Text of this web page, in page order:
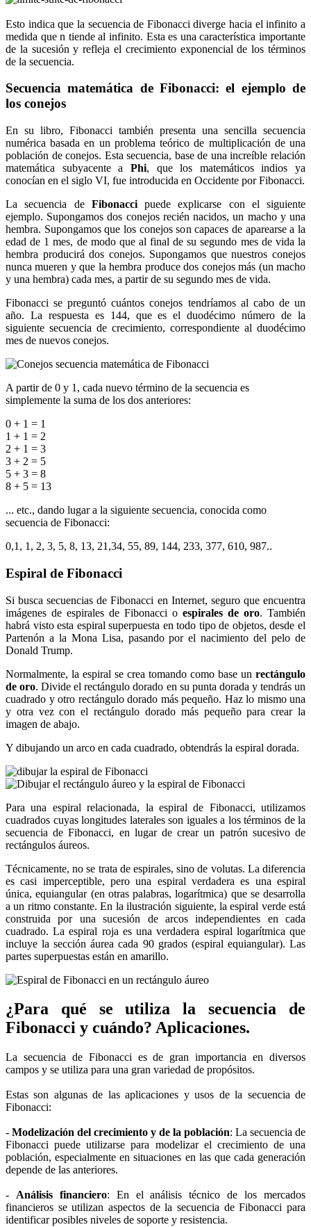
Esto indica que la secuencia de Fibonacci diverge hacia el infinito a
medida que n tiende al infinito. Esta es una característica importante
de la sucesión y refleja el crecimiento exponencial de los términos
de la secuencia.
Secuencia matemática de Fibonacci: el ejemplo de
los conejos
En su libro, Fibonacci también presenta una sencilla secuencia
numérica basada en un problema teórico de multiplicación de una
población de conejos. Esta secuencia, base de una increíble relación
matemática subyacente a Phi, que los matemáticos indios ya
conocían en el siglo VI, fue introducida en Occidente por Fibonacci.
La secuencia de Fibonaccipuede explicarse con el siguiente
ejemplo. Supongamos dos conejos recién nacidos, un macho y una
hembra. Supongamos que los conejos son capaces de aparearse a la
edad de 1 mes, de modo que al final de su segundo mes de vida la
hembra producirá dos conejos. Supongamos que nuestros conejos
nunca mueren y que la hembra produce dos conejos más (un macho
y una hembra) cada mes, a partir de su segundo mes de vida.
Fibonacci se preguntó cuántos conejos tendríamos al cabo de un
año. La respuesta es 144, que es el duodécimo número de la
siguiente secuencia de crecimiento, correspondiente al duodécimo
mes de nuevos conejos.
A partir de 0 y 1, cada nuevo término de la secuencia es
simplemente la suma de los dos anteriores:
0 + 1 = 1
1 + 1 = 2
2 + 1 = 3
3 + 2 = 5
5 + 3 = 8
8 + 5 = 13
... etc., dando lugar a la siguiente secuencia, conocida como
secuencia de Fibonacci:
0,1, 1, 2, 3, 5, 8, 13, 21,34, 55, 89, 144, 233, 377, 610, 987..
Espiral de Fibonacci
Si busca secuencias de Fibonacci en Internet, seguro que encuentra
imágenes de espirales de Fibonacci o espirales de oro. También
habrá visto esta espiral superpuesta en todo tipo de objetos, desde el
Partenón a la Mona Lisa, pasando por el nacimiento del pelo de
Donald Trump.
Normalmente, la espiral se crea tomando como base un rectángulo
de oro. Divide el rectángulo dorado en su punta dorada y tendrás un
cuadrado y otro rectángulo dorado más pequeño. Haz lo mismo una
y otra vez con el rectángulo dorado más pequeño para crear la
imagen de abajo.
Y dibujando un arco en cada cuadrado, obtendrás la espiral dorada.
Para una espiral relacionada, la espiral de Fibonacci, utilizamos
cuadrados cuyas longitudes laterales son iguales a los términos de la
secuencia de Fibonacci, en lugar de crear un patrón sucesivo de
rectángulos áureos.
Técnicamente, no se trata de espirales, sino de volutas. La diferencia
es casi imperceptible, pero una espiral verdadera es una espiral
única, equiangular (en otras palabras, logarítmica) que se desarrolla
a un ritmo constante. En la ilustración siguiente, la espiral verde está
construida por una sucesión de arcos independientes en cada
cuadrado. La espiral roja es una verdadera espiral logarítmica que
incluye la sección áurea cada 90 grados (espiral equiangular). Las
partes superpuestas están en amarillo.
¿Para qué se utiliza la secuencia de
Fibonacci y cuándo? Aplicaciones.
La secuencia de Fibonacci es de gran importancia en diversos
campos y se utiliza para una gran variedad de propósitos.
Estas son algunas de las aplicaciones y usos de la secuencia de
Fibonacci:
- Modelización del crecimiento y de la población: La secuencia de
Fibonacci puede utilizarse para modelizar el crecimiento de una
población, especialmente en situaciones en las que cada generación
depende de las anteriores.
- Análisis financiero: En el análisis técnico de los mercados
financieros se utilizan aspectos de la secuencia de Fibonacci para
identificar posibles niveles de soporte y resistencia.